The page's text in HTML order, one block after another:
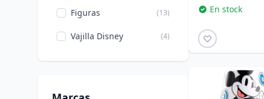
La Bella Durmiente (1)
La Sirenita (4)
La bella y la Bestia (3)
Figuras (13)
Vajilla Disney (4)
En stock